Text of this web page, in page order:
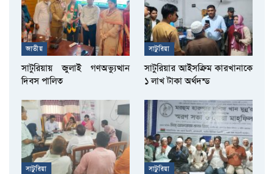
জাতীয়
সাটুরিয়ায় জুলাই গণঅভ্যুত্থান
দিবস পালিত
সাটুরিয়া
সাটুরিয়ার আইসক্রিম কারখানাকে
১ লাখ টাকা অর্থদন্ড
সাটুরিয়া সাটুরিয়া